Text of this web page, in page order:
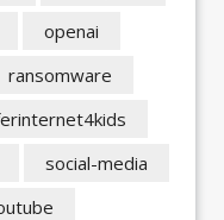
openai
ransomware
social-media